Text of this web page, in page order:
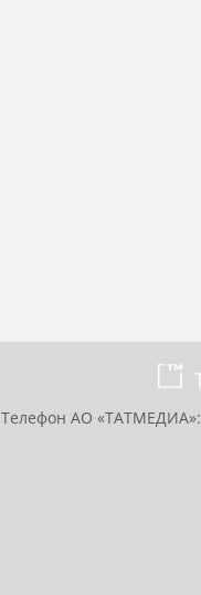
Телефон АО «ТАТМЕДИА»: